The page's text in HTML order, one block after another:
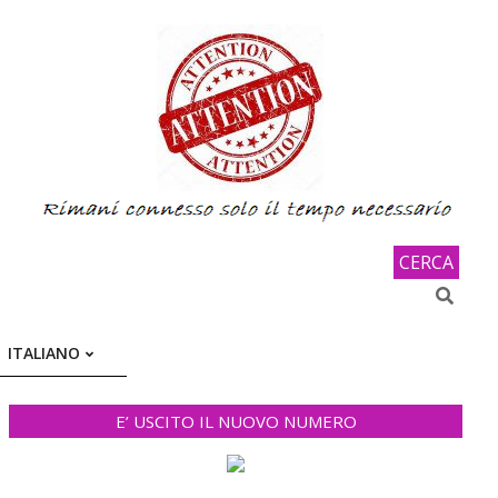
CERCA
Search
ITALIANO
E’ USCITO IL NUOVO NUMERO